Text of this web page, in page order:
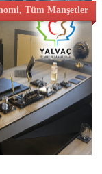
, Tüm Manşetler